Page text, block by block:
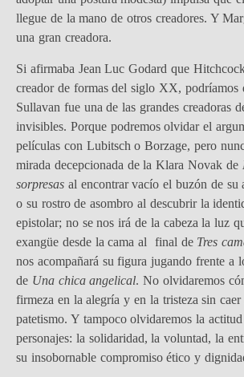
llegue de la mano de otros creadores. Y
una gran creadora.
Si afirmaba Jean Luc Godard que
creador de formas del siglo XX, podríamos
Sullavan fue una de las grandes creadoras
invisibles. Porque podremos olvidar el
películas con Lubitsch o Borzage, pero
mirada decepcionada de la Klara Novak de
sorpresas al encontrar vacío el buzón de su
o su rostro de asombro al descubrir la
epistolar; no se nos irá de la cabeza la luz
exangüe desde la cama al final de Tres
nos acompañará su figura jugando frente a
de Una chica angelical. No olvidaremos
firmeza en la alegría y en la tristeza sin
patetismo. Y tampoco olvidaremos la
personajes: la solidaridad, la voluntad, la
su insobornable compromiso ético y